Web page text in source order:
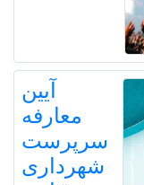
آیین
معارفه
سرپرست
شهرداری